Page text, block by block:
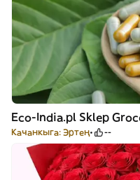
Eco-India.pl Sklep
Качанкыга: Эртең --